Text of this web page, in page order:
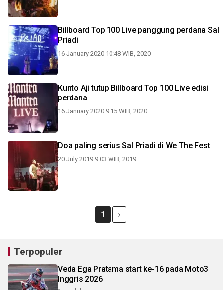
Billboard Top 100 Live panggung perdana Sal
Priadi
16 January 2020 10:48 WIB, 2020
Kunto Aji tutup Billboard Top 100 Live edisi
perdana
16 January 2020 9:15 WIB, 2020
Doa paling serius Sal Priadi di We The Fest
20 July 2019 9:03 WIB, 2019
1
Terpopuler
Veda Ega Pratama start ke-16 pada Moto3
Inggris 2026